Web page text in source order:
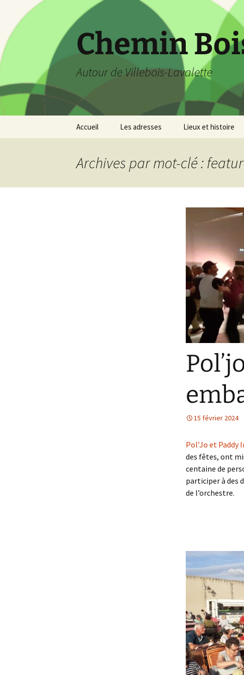
contenu
Chemin
Autour de Villebois-Lavalette
Accueil Les adresses Lieux et histoire
Archives par mot-clé :
15 février 2024
Pol’Jo et Paddy
des fêtes, ont
centaine de
participer à des
de l’orchestre.